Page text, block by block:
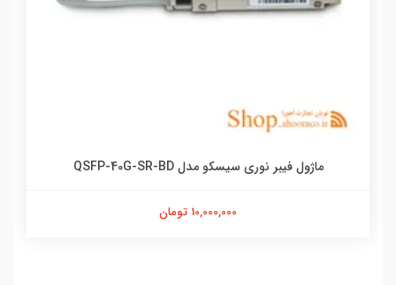
ماژول فیبر نوری سیسکو مدل QSFP-40G-SR-BD
10,000,000 تومان